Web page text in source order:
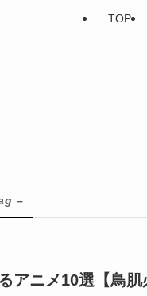
TOP
–
アニメ10選【鳥肌